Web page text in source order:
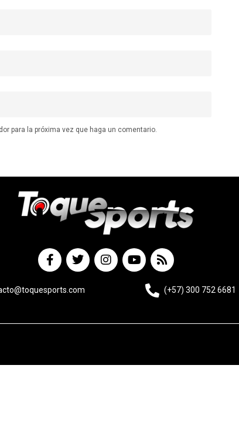
para la próxima vez que haga un comentario.
(+57) 300 752 6681